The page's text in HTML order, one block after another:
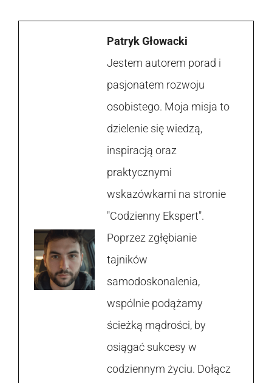
Patryk Głowacki
Jestem autorem porad i
pasjonatem rozwoju
osobistego. Moja misja to
dzielenie się wiedzą,
inspiracją oraz
praktycznymi
wskazówkami na stronie
"Codzienny Ekspert".
Poprzez zgłębianie
tajników
samodoskonalenia,
wspólnie podążamy
ścieżką mądrości, by
osiągać sukcesy w
codziennym życiu. Dołącz